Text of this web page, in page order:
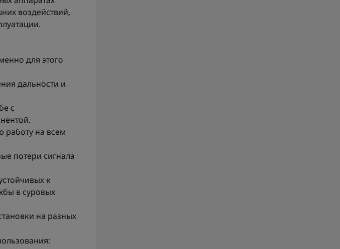
воздействий,
для этого
дальности и
с
работу на всем
потери сигнала
к
в суровых
на разных